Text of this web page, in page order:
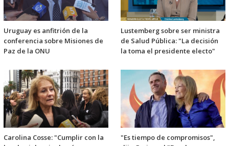
Uruguay es anfitrión de la
conferencia sobre Misiones de
Paz de la ONU
Lustemberg sobre ser ministra
de Salud Pública: "La decisión
la toma el presidente electo"
Carolina Cosse: "Cumplir con la
"Es tiempo de compromisos",